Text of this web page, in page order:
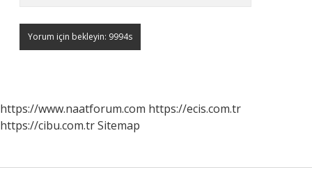
https://www.naatforum.com https://ecis.com.tr
https://cibu.com.trSitemap